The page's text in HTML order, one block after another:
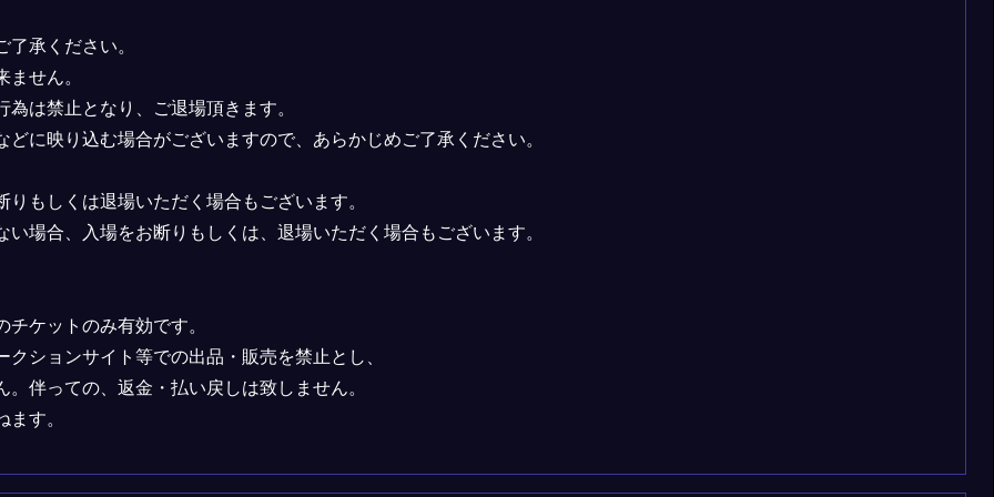
承ください。
せん。
は禁止となり、ご退場頂きます。
に映り込む場合がございますので、あらかじめご了承ください。
もしくは退場いただく場合もございます。
場合、入場をお断りもしくは、退場いただく場合もございます。
ケットのみ有効です。
ションサイト等での出品・販売を禁止とし、
伴っての、返金・払い戻しは致しません。
す。